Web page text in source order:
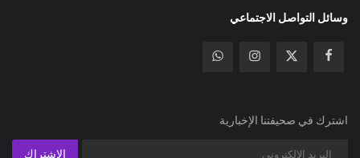
وسائل التواصل الاجتماعي
اشترك في صحيفتنا الإخبارية